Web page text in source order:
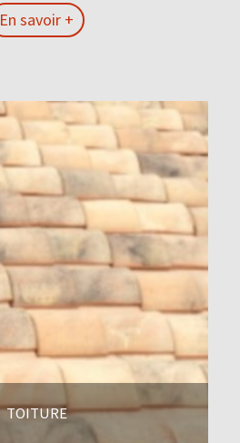
En savoir +
TOITURE